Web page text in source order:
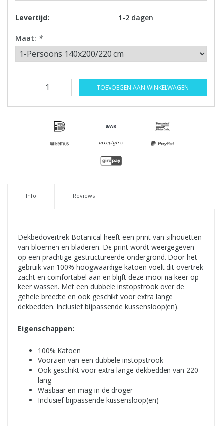
Levertijd: 1-2 dagen
Maat: *
TOEVOEGEN AAN WINKELWAGEN
Info Reviews
Dekbedovertrek Botanical heeft een print van silhouetten
van bloemen en bladeren. De print wordt weergegeven
op een prachtige gestructureerde ondergrond. Door het
gebruik van 100% hoogwaardige katoen voelt dit overtrek
zacht en comfortabel aan en blijft deze mooi na keer op
keer wassen. Met een dubbele instopstrook over de
gehele breedte en ook geschikt voor extra lange
dekbedden. Inclusief bijpassende kussensloop(en).
Eigenschappen:
100% Katoen
Voorzien van een dubbele instopstrook
Ook geschikt voor extra lange dekbedden van 220
lang
Wasbaar en mag in de droger
Inclusief bijpassende kussensloop(en)